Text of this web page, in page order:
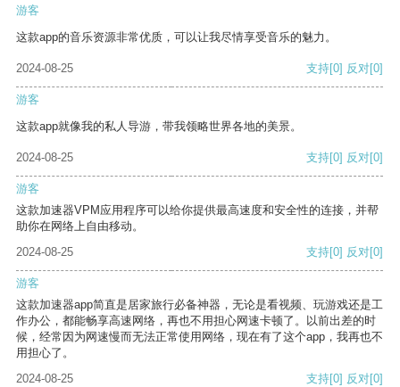
游客
这款app的音乐资源非常优质，可以让我尽情享受音乐的魅力。
2024-08-25 支持[0] 反对[0]
游客
这款app就像我的私人导游，带我领略世界各地的美景。
2024-08-25 支持[0] 反对[0]
游客
这款加速器VPM应用程序可以给你提供最高速度和安全性的连接，并帮
助你在网络上自由移动。
2024-08-25
支持[0] 反对[0]
游客
这款加速器app简直是居家旅行必备神器，无论是看视频、玩游戏还是工
作办公，都能畅享高速网络，再也不用担心网速卡顿了。以前出差的时
候，经常因为网速慢而无法正常使用网络，现在有了这个app，我再也不
用担心了。
2024-08-25
支持[0] 反对[0]